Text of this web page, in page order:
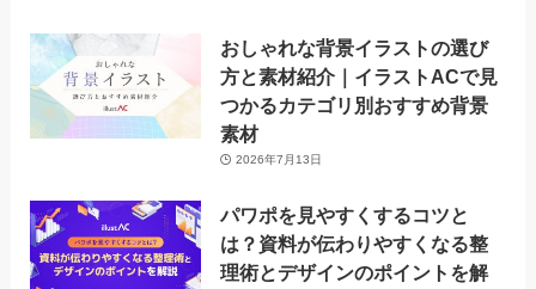
おしゃれな背景イラストの選び
方と素材紹介｜イラストACで見
つかるカテゴリ別おすすめ背景
素材
2026年7月13日
パワポを見やすくするコツと
は？資料が伝わりやすくなる整
理術とデザインのポイントを解